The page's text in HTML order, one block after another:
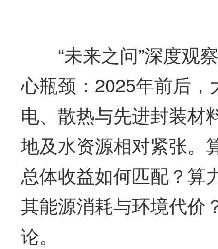
“未来之问”深度观察
心瓶颈：2025年前后
电、散热与先进封装材
地及水资源相对紧张。
总体收益如何匹配？算
其能源消耗与环境代价
论。